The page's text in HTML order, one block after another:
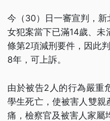
今（30）日一審宣判，
女犯案當下已滿14歲、未
條第2項減刑要件，因此
8年，可上訴。
由於被告2人的行為嚴重
學生死亡，使被害人雙
痛，檢察官及被害人家屬